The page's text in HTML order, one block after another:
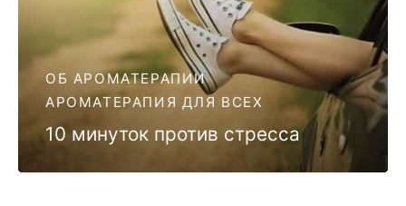
ОБ АРОМАТЕРАПИИ
АРОМАТЕРАПИЯ ДЛЯ ВСЕХ
10 минуток против стресса